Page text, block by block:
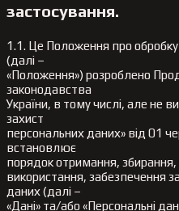
застосування.
1.1. Це Положення про
(далі –
«Положення») розроблено
законодавства
України, в тому числі, але не
захист
персональних даних» від 01
встановлює
порядок отримання, збирання,
використання, забезпечення
даних (далі –
«Дані» та/або «Персональні